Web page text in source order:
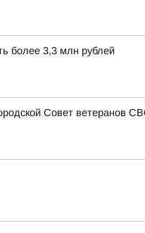
более 3,3 млн рублей
Совет ветеранов